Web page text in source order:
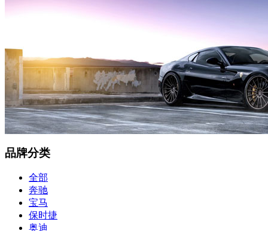
品牌分类
全部
奔驰
宝马
保时捷
奥迪